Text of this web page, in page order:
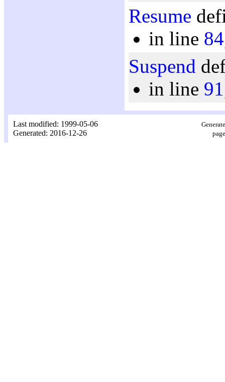
Resume
in line 84
Suspend
in line 91
Last modified: 1999-05-06
Generated: 2016-12-26